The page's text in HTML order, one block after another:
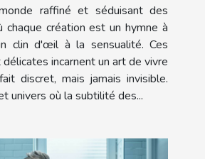
raffiné et séduisant des
chaque création est un hymne à
clin d'œil à la sensualité. Ces
incarnent un art de vivre
discret, mais jamais invisible.
univers où la subtilité des...